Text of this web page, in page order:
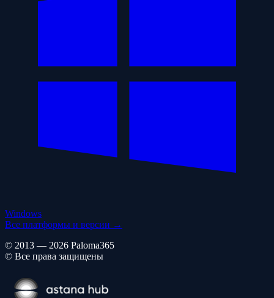
Windows
Все платформы и версии →
© 2013 — 2026 Paloma365
© Все права защищены